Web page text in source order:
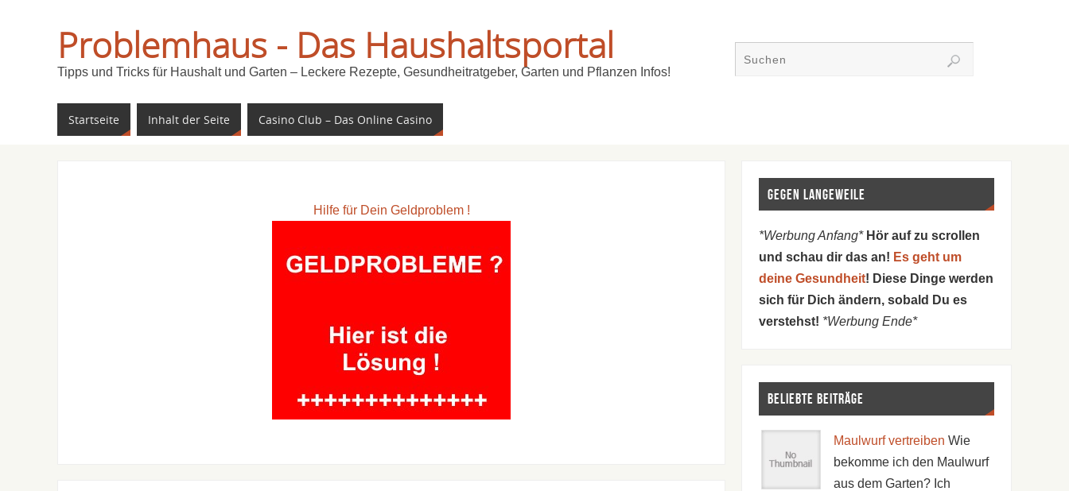
Problemhaus - Das Haushaltsportal
Tipps und Tricks für Haushalt und Garten – Leckere Rezepte, Gesundheitratgeber, Garten und Pflanzen Infos!
Startseite Inhalt der Seite Casino Club – Das Online Casino
Hilfe für Dein Geldproblem !
Gegen Langeweile
*Werbung Anfang* Hör auf zu scrollen
und schau dir das an! Es geht um
deine Gesundheit! Diese Dinge werden
sich für Dich ändern, sobald Du es
verstehst! *Werbung Ende*
Beliebte Beiträge
Maulwurf vertreiben Wie
bekomme ich den Maulwurf
aus dem Garten? Ich